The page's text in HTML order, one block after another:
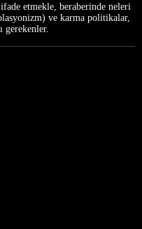
etmekle, beraberinde neleri
ve karma politikalar,
gerekenler.